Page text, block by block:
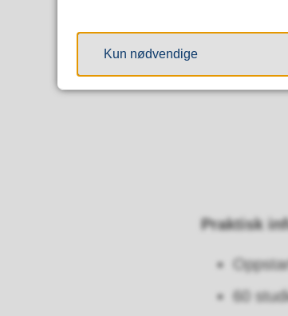
Praktisk
60
Kun nødvendige